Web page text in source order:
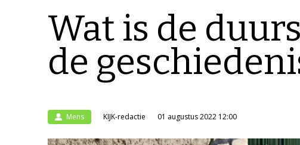
Wat is de
de
Mens KIJK-redactie 01 augustus 2022 12:00